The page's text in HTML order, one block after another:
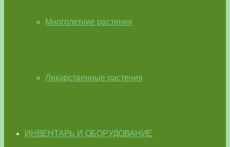
Многолетние растения
Лекарственные растения
ИНВЕНТАРЬ И ОБОРУДОВАНИЕ